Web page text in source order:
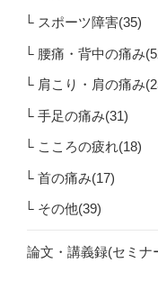
スポーツ障害(35)
腰痛・背中の痛み
肩こり・肩の痛み
手足の痛み(31)
こころの疲れ(18)
首の痛み(17)
その他(39)
論文・講義録(セミナ